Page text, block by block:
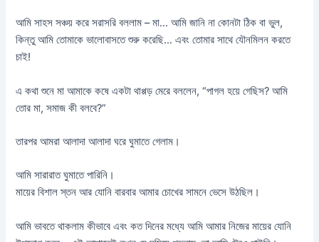
আমি সাহস সঞ্চয় করে সরাসরি বললাম – মা… আমি জানি না কোনটা ঠিক বা ভুল,
কিন্তু আমি তোমাকে ভালোবাসতে শুরু করেছি… এবং তোমার সাথে যৌনমিলন করতে
চাই!
এ কথা শুনে মা আমাকে কষে একটা থাপ্পড় মেরে বললেন, “পাগল হয়ে গেছিস? আমি
তোর মা, সমাজ কী বলবে?”
তারপর আমরা আলাদা আলাদা ঘরে ঘুমাতে গেলাম।
আমি সারারাত ঘুমাতে পারিনি।
মায়ের বিশাল স্তন আর যোনি বারবার আমার চোখের সামনে ভেসে উঠছিল।
আমি ভাবতে থাকলাম কীভাবে এবং কত দিনের মধ্যে আমি আমার নিজের মায়ের যোনি